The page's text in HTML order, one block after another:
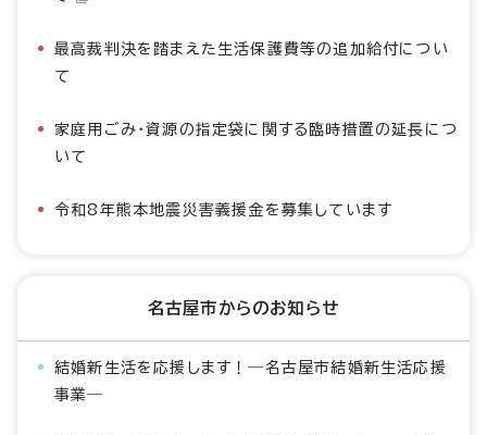
最高裁判決を踏まえた生活保護費等の追加給付につい
て
家庭用ごみ・資源の指定袋に関する臨時措置の延長につ
いて
令和8年熊本地震災害義援金を募集しています
名古屋市からのお知らせ
結婚新生活を応援します！―名古屋市結婚新生活応援
事業―